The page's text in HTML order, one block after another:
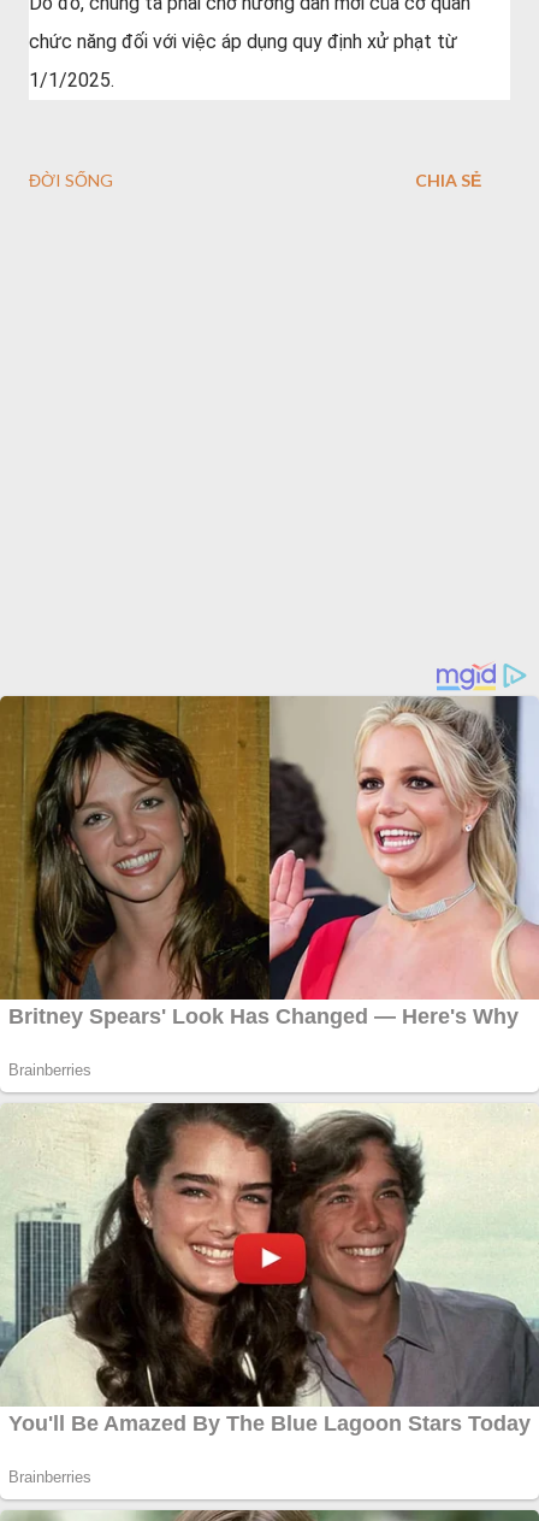
chức năng đối với việc áp dụng quy định xử phạt từ
1/1/2025.
ĐỜI SỐNG CHIA SẺ